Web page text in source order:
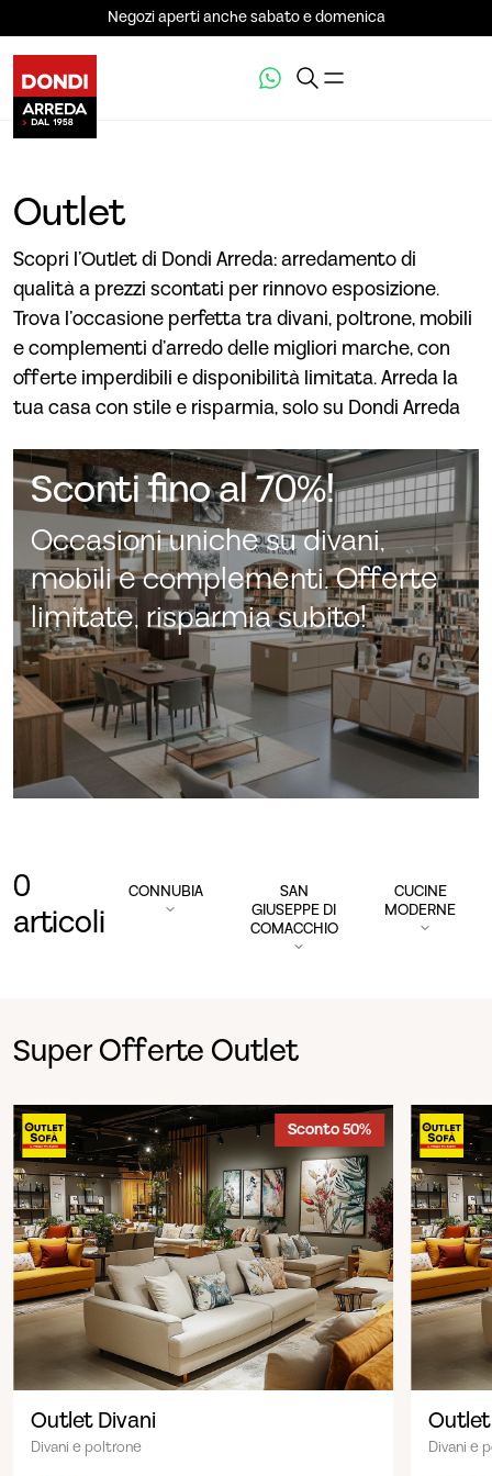
Negozi aperti anche sabato e domenica
Outlet
Scopri l’Outlet di Dondi Arreda: arredamento di
qualità a prezzi scontati per rinnovo esposizione.
Trova l’occasione perfetta tra divani, poltrone, mobili
e complementi d’arredo delle migliori marche, con
offerte imperdibili e disponibilità limitata. Arreda la
tua casa con stile e risparmia, solo su Dondi Arreda
Sconti fino al 70%!
Occasioni uniche su divani,
mobili e complementi. Offerte
limitate, risparmia subito!
0
articoli
CONNUBIA
SAN
GIUSEPPE DI
COMACCHIO
CUCINE
MODERNE
Super Offerte Outlet
Sconto 50%
Outlet Divani
Divani e poltrone Divani e